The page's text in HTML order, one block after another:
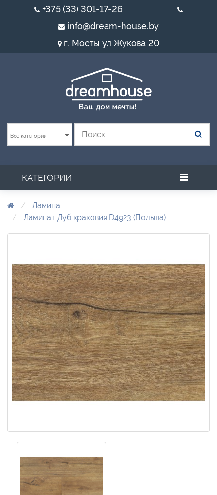
+375 (33) 301-17-26
info@dream-house.by
г. Мосты ул Жукова 20
Все категории
КАТЕГОРИИ
Ламинат
Ламинат Дуб краковия D4923 (Польша)